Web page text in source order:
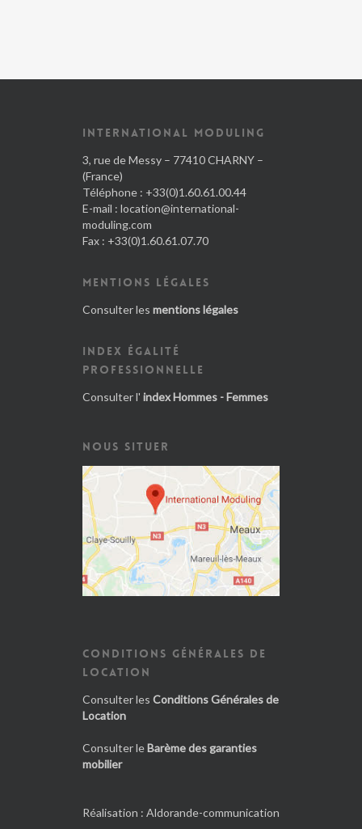
INTERNATIONAL MODULING
3, rue de Messy – 77410 CHARNY –
(France)
Téléphone : +33(0)1.60.61.00.44
E-mail : location@international-
moduling.com
Fax : +33(0)1.60.61.07.70
MENTIONS LÉGALES
Consulter les mentions légales
INDEX ÉGALITÉ
PROFESSIONNELLE
Consulter l' index Hommes - Femmes
NOUS SITUER
CONDITIONS GÉNÉRALES DE
LOCATION
Consulter les Conditions Générales de
Location
Consulter le Barème des garanties
mobilier
Réalisation : Aldorande-communication